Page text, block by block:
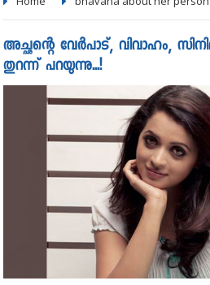
അച്ഛന്റെ വേർപാട്, വിവാഹം,
തുറന്ന് പറയുന്നു...!